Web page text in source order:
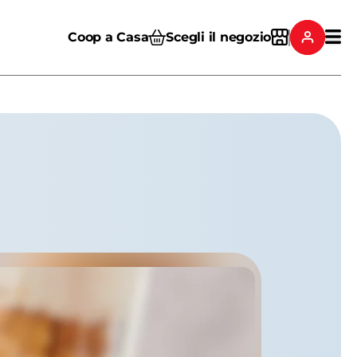
Coop a Casa Scegli il negozio